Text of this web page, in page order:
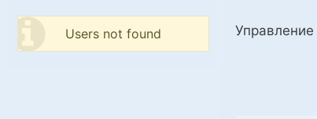
Users not found